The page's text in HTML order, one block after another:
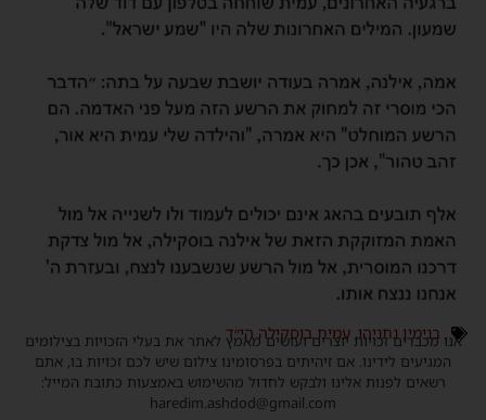
בנימין נתניהו, עמית בוסקילה הי״ד
אנו מכבדים זכויות יוצרים ועושים מאמץ לאתר את בעלי הזכויות בצילומים
המגיעים לידינו. אם זיהיתים בפרסומינו צילום שיש לכם זכויות בו, אתם
רשאים לפנות אלינו ולבקש לחדול מהשימוש באמצעות כתובת המייל:
haredim.ashdod@gmail.com